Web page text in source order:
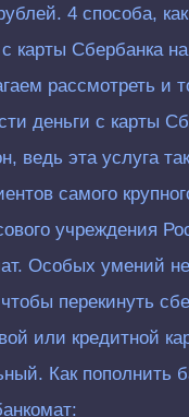
4 способа,
с карты Сбербанка
рассмотреть и
деньги с карты
ведь эта услуга
самого
учреждения
Особых умений
перекинуть
или кредитной
Как пополнить